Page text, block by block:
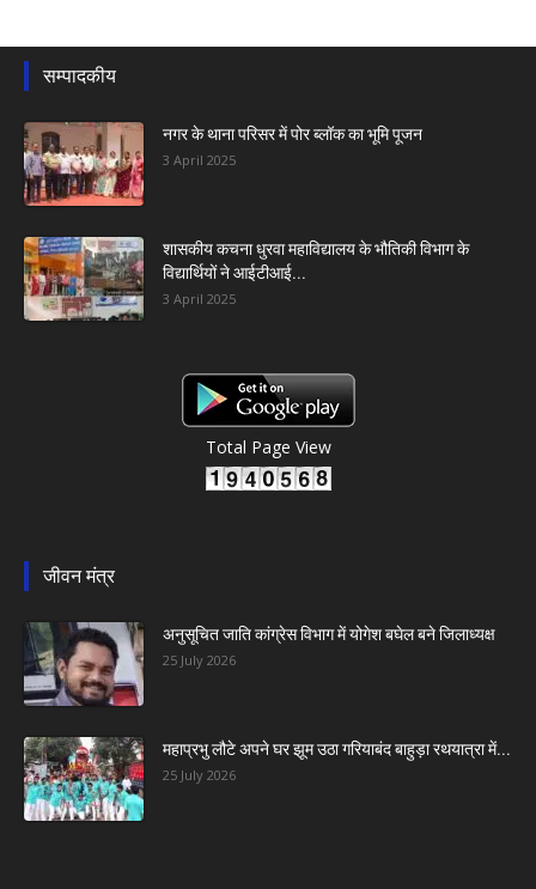
सम्पादकीय
नगर के थाना परिसर में पोर ब्लॉक का भूमि पूजन
3 April 2025
शासकीय कचना धुरवा महाविद्यालय के भौतिकी विभाग के
विद्यार्थियों ने आईटीआई...
3 April 2025
Total Page View
जीवन मंत्र
अनुसूचित जाति कांग्रेस विभाग में योगेश बघेल बने जिलाध्यक्ष
25 July 2026
महाप्रभु लौटे अपने घर झूम उठा गरियाबंद बाहुड़ा रथयात्रा में...
25 July 2026